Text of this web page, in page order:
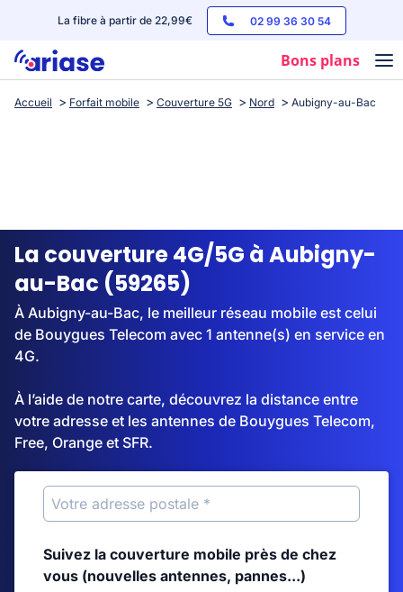
La fibre à partir de 22,99€ 02 99 36 30 54
Bons plans
Box internet
Streaming
Accueil Forfait mobile Couverture 5G Nord Aubigny-au-Bac
La couverture 4G/5G à Aubigny-
au-Bac (59265)
À Aubigny-au-Bac, le meilleur réseau mobile est celui
de Bouygues Telecom avec 1 antenne(s) en service en
4G.
À l’aide de notre carte, découvrez la distance entre
votre adresse et les antennes de Bouygues Telecom,
Free, Orange et SFR.
Suivez la couverture mobile près de chez
vous (nouvelles antennes, pannes...)